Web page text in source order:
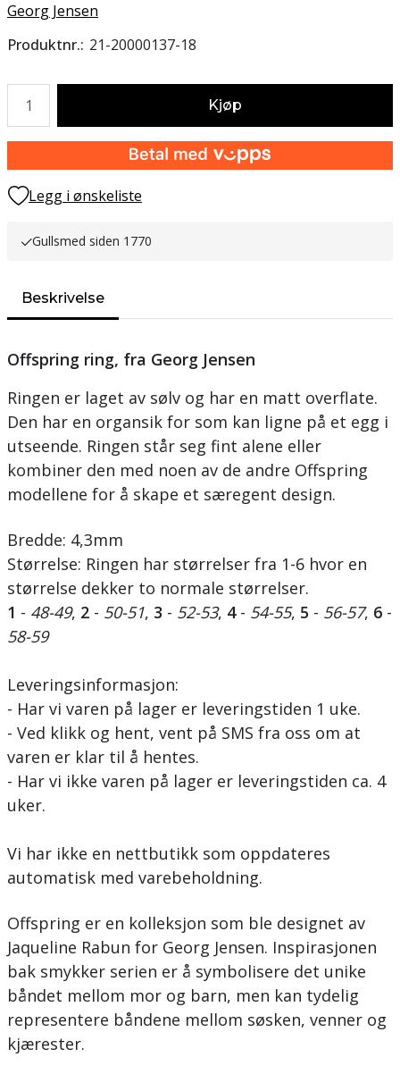
Georg Jensen
Produktnr. 21-20000137-18
Kjøp
Legg i ønskeliste
Gullsmed siden 1770
Beskrivelse
Offspring ring, fra Georg Jensen
Ringen er laget av sølv og har en matt overflate.
Den har en organsik for som kan ligne på et egg i
utseende. Ringen står seg fint alene eller
kombiner den med noen av de andre Offspring
modellene for å skape et særegent design.
Bredde: 4,3mm
Størrelse: Ringen har størrelser fra 1-6 hvor en
størrelse dekker to normale størrelser.
1 - 48-49, 2 - 50-51, 3 - 52-53, 4- 54-55, 5 - 56-57, 6 -
58-59
Leveringsinformasjon:
- Har vi varen på lager er leveringstiden 1 uke.
- Ved klikk og hent, vent på SMS fra oss om at
varen er klar til å hentes.
- Har vi ikke varen på lager er leveringstiden ca. 4
uker.
Vi har ikke en nettbutikk som oppdateres
automatisk med varebeholdning.
Offspring er en kolleksjon som ble designet av
Jaqueline Rabun for Georg Jensen. Inspirasjonen
bak smykker serien er å symbolisere det unike
båndet mellom mor og barn, men kan tydelig
representere båndene mellom søsken, venner og
kjærester.